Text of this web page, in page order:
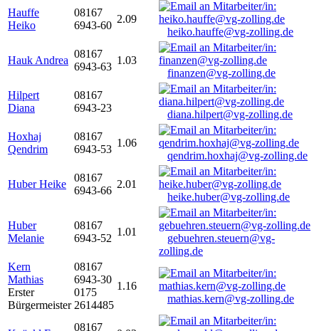
Hauffe
Heiko
08167
6943-60
2.09
heiko.hauffe@vg-zolling.de
Hauk Andrea
08167
6943-63
1.03
finanzen@vg-zolling.de
Hilpert
Diana
08167
6943-23
diana.hilpert@vg-zolling.de
Hoxhaj
Qendrim
08167
6943-53
1.06
qendrim.hoxhaj@vg-zolling.de
Huber Heike
08167
6943-66
2.01
heike.huber@vg-zolling.de
Huber
Melanie
08167
6943-52
1.01
gebuehren.steuern@vg-
zolling.de
Kern
Mathias
Erster
Bürgermeister
08167
6943-30
0175
2614485
1.16
mathias.kern@vg-zolling.de
08167